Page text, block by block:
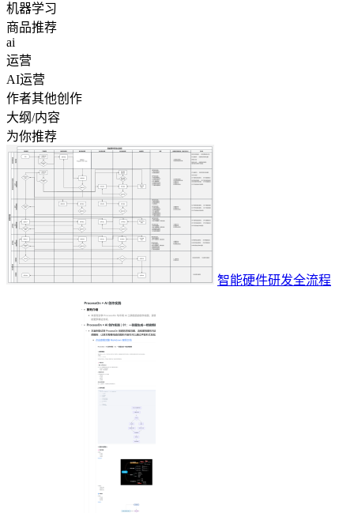
机器学习
商品推荐
ai
运营
AI运营
作者其他创作
大纲/内容
为你推荐
智能硬件研发全流程